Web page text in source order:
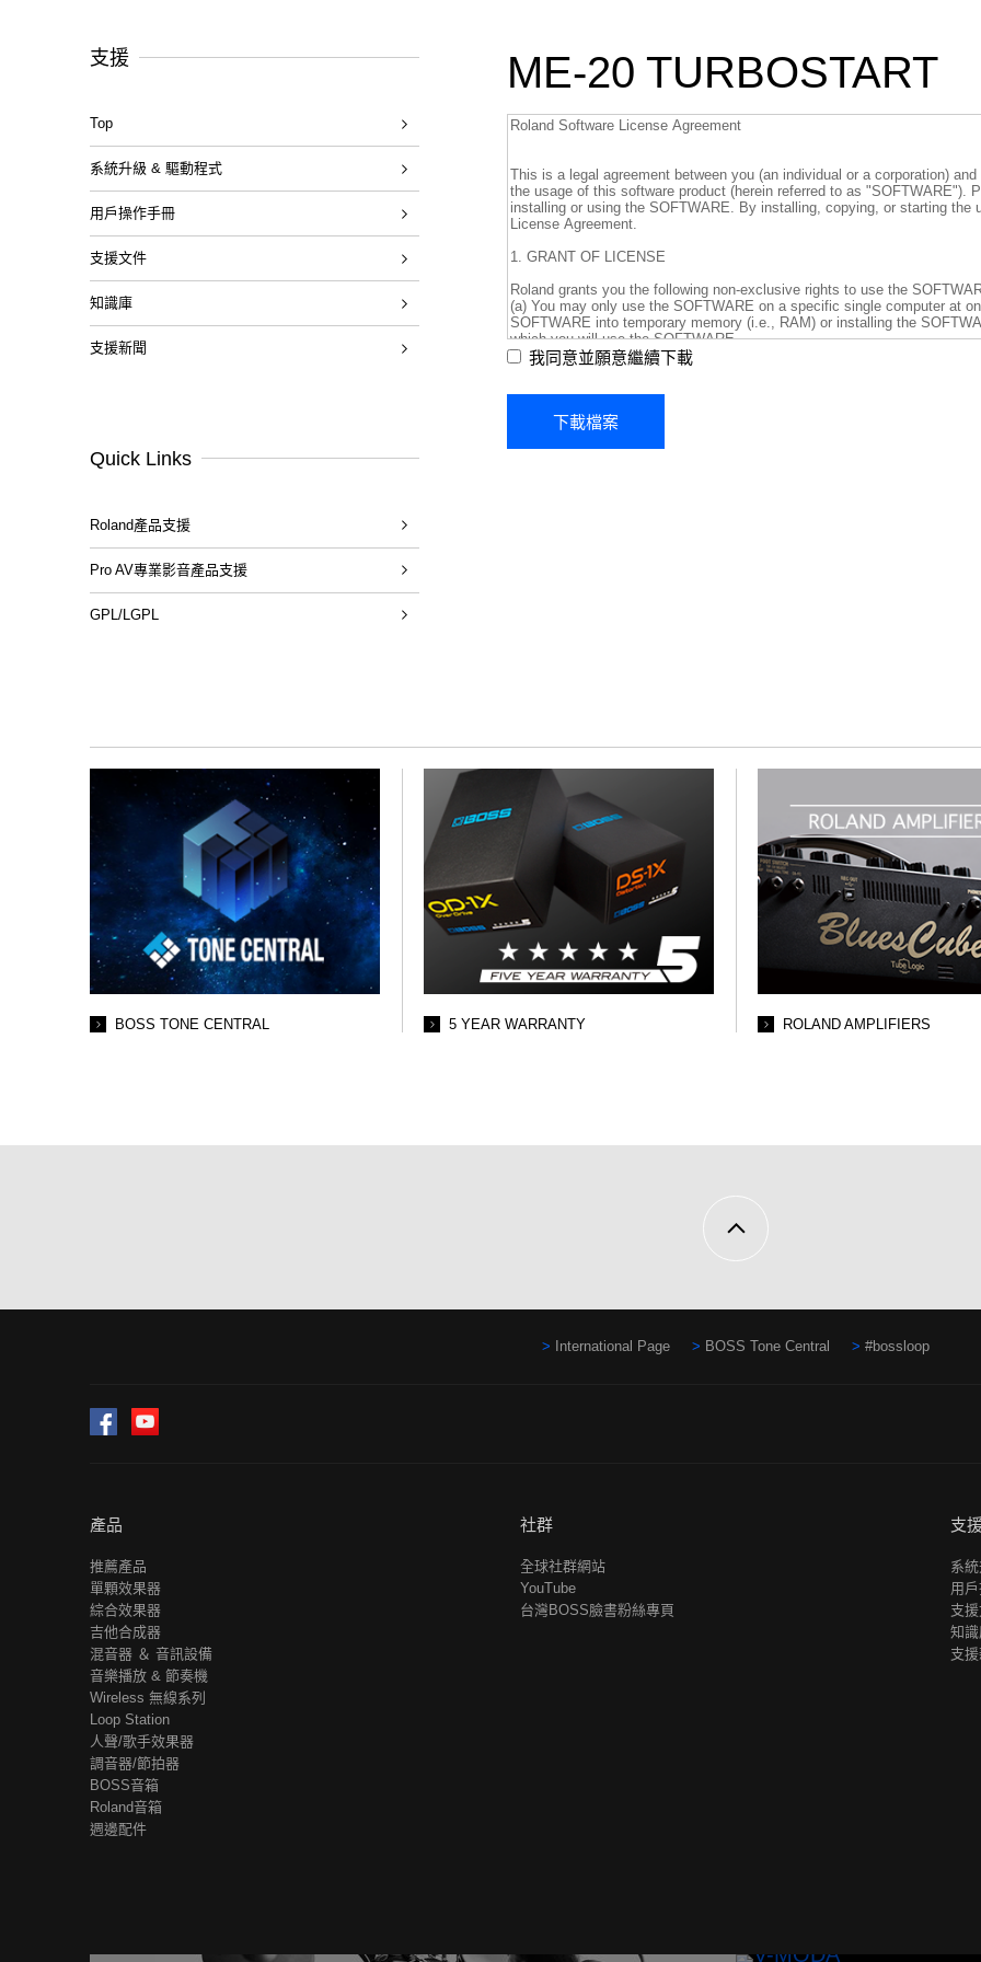
ME-20 TURBOSTART
我同意並願意繼續下載
支援
Top
系統升級 & 驅動程式
用戶操作手冊
支援文件
知識庫
支援新聞
Quick Links
Roland產品支援
Pro AV專業影音產品支援
GPL/LGPL
BOSS TONE CENTRAL 5 YEAR WARRANTY ROLAND AMPLIFIERS
International Page BOSS Tone Central #bossloop
Facebook
產品
推薦產品
單顆效果器
綜合效果器
吉他合成器
混音器 ＆ 音訊設備
音樂播放 & 節奏機
Wireless 無線系列
Loop Station
人聲/歌手效果器
調音器/節拍器
BOSS音箱
Roland音箱
週邊配件
社群
全球社群網站
YouTube
台灣BOSS臉書粉絲專頁
支
系
用
支
知
支